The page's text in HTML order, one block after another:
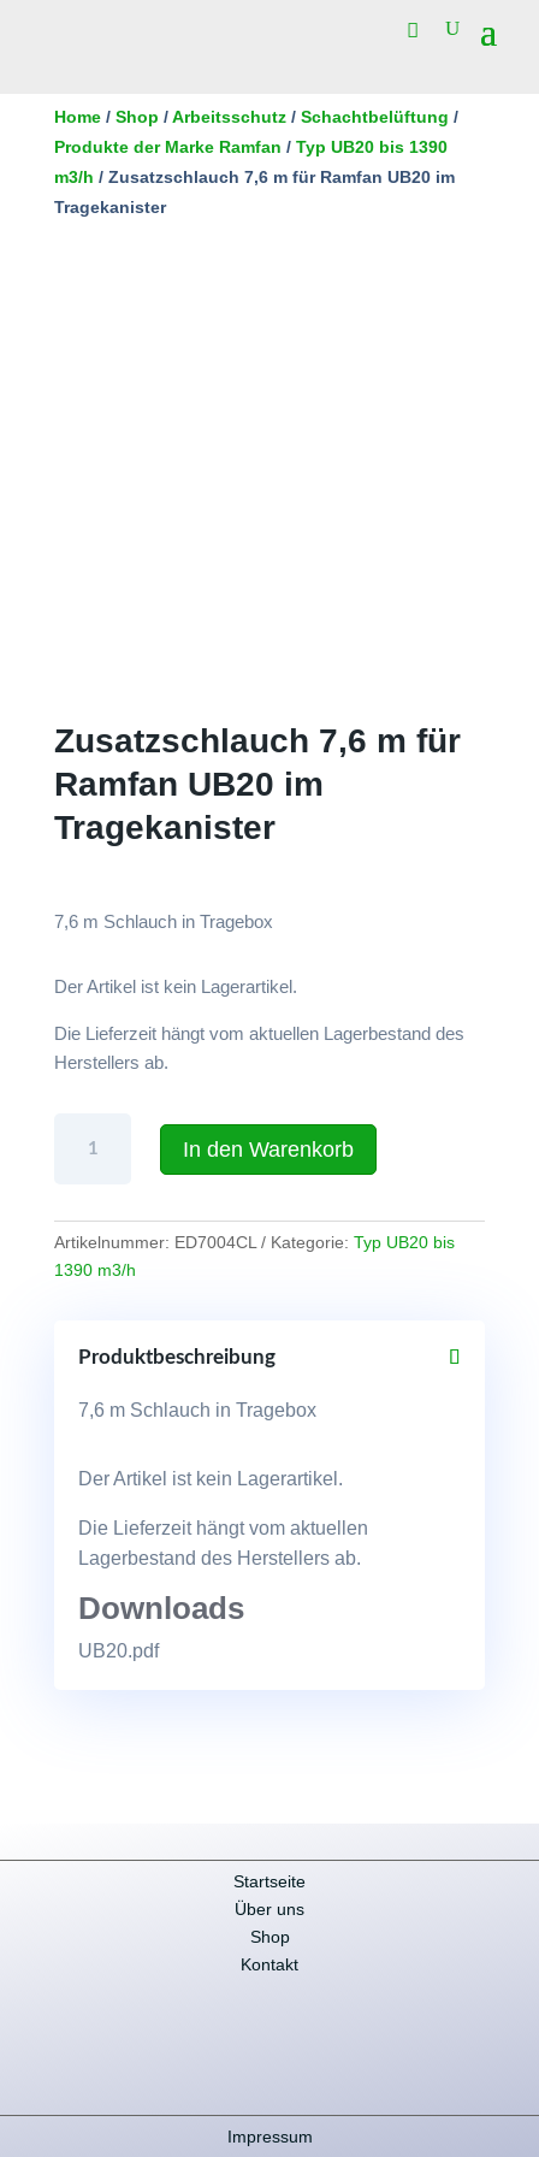
Home/ Shop /Arbeitsschutz/ Schachtbelüftung /
Produkte der Marke Ramfan / Typ UB20 bis 1390
m3/h / Zusatzschlauch 7,6 m für Ramfan UB20 im
Tragekanister
Zusatzschlauch 7,6 m für
Ramfan UB20 im
Tragekanister
7,6 m Schlauch in Tragebox
Der Artikel ist kein Lagerartikel.
Die Lieferzeit hängt vom aktuellen Lagerbestand des
Herstellers ab.
Zusatzschlauch
Ramfan
UB20
Menge
In den Warenkorb
Artikelnummer: ED7004CL Kategorie: Typ UB20 bis
1390 m3/h
Produktbeschreibung
7,6 m Schlauch in Tragebox
Der Artikel ist kein Lagerartikel.
Die Lieferzeit hängt vom aktuellen
Lagerbestand des Herstellers ab.
Downloads
UB20.pdf
Startseite
Über uns
Shop
Kontakt
Impressum